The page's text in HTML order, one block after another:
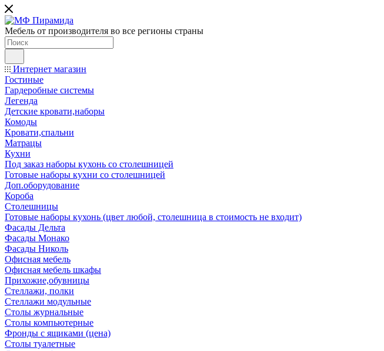
Мебель от производителя во все регионы страны
Интернет магазин
Гостиные
Гардеробные системы
Легенда
Детские кровати,наборы
Комоды
Кровати,спальни
Матрацы
Кухни
Под заказ наборы кухонь со столешницей
Готовые наборы кухни со столешницей
Доп.оборудование
Короба
Столешницы
Готовые наборы кухонь (цвет любой, столешница в стоимость не входит)
Фасады Дельта
Фасады Монако
Фасады Николь
Офисная мебель
Офисная мебель шкафы
Прихожие,обувницы
Стеллажи, полки
Стеллажи модульные
Столы журнальные
Столы компьютерные
Фронды с ящиками (цена)
Столы туалетные